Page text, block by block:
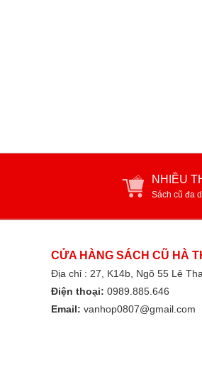
NHIỀU
Sách cũ đa
CỬA HÀNG SÁCH CŨ HÀ
Địa chỉ : 27, K14b, Ngõ 55 Lê
Điện thoại: 0989.885.646
Email: vanhop0807@gmail.com